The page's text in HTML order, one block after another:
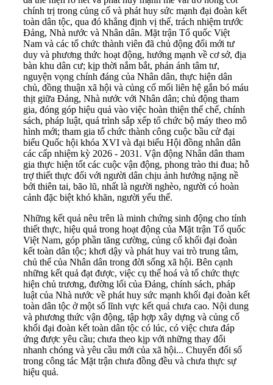
chính trị trong củng cố và phát huy sức mạnh đại đoàn kết
toàn dân tộc, qua đó khẳng định vị thế, trách nhiệm trước
Đảng, Nhà nước và Nhân dân. Mặt trận Tổ quốc Việt
Nam và các tổ chức thành viên đã chủ động đổi mới tư
duy và phương thức hoạt động, hướng mạnh về cơ sở, địa
bàn khu dân cư; kịp thời nắm bắt, phản ánh tâm tư,
nguyện vọng chính đáng của Nhân dân, thực hiện dân
chủ, đồng thuận xã hội và củng cố mối liên hệ gắn bó máu
thịt giữa Đảng, Nhà nước với Nhân dân; chủ động tham
gia, đóng góp hiệu quả vào việc hoàn thiện thể chế, chính
sách, pháp luật, quá trình sắp xếp tổ chức bộ máy theo mô
hình mới; tham gia tổ chức thành công cuộc bầu cử đại
biểu Quốc hội khóa XVI và đại biểu Hội đồng nhân dân
các cấp nhiệm kỳ 2026 - 2031. Vận động Nhân dân tham
gia thực hiện tốt các cuộc vận động, phong trào thi đua; hỗ
trợ thiết thực đối với người dân chịu ảnh hưởng nặng nề
bởi thiên tai, bão lũ, nhất là người nghèo, người có hoàn
cảnh đặc biệt khó khăn, người yếu thế.
Những kết quả nêu trên là minh chứng sinh động cho tính
thiết thực, hiệu quả trong hoạt động của Mặt trận Tổ quốc
Việt Nam, góp phần tăng cường, củng cố khối đại đoàn
kết toàn dân tộc; khơi dậy và phát huy vai trò trung tâm,
chủ thể của Nhân dân trong đời sống xã hội. Bên cạnh
những kết quả đạt được, việc cụ thể hoá và tổ chức thực
hiện chủ trương, đường lối của Đảng, chính sách, pháp
luật của Nhà nước về phát huy sức mạnh khối đại đoàn kết
toàn dân tộc ở một số lĩnh vực kết quả chưa cao. Nội dung
và phương thức vận động, tập hợp xây dựng và củng cố
khối đại đoàn kết toàn dân tộc có lúc, có việc chưa đáp
ứng được yêu cầu; chưa theo kịp với những thay đổi
nhanh chóng và yêu cầu mới của xã hội... Chuyển đổi số
trong công tác Mặt trận chưa đồng đều và chưa thực sự
hiệu quả.